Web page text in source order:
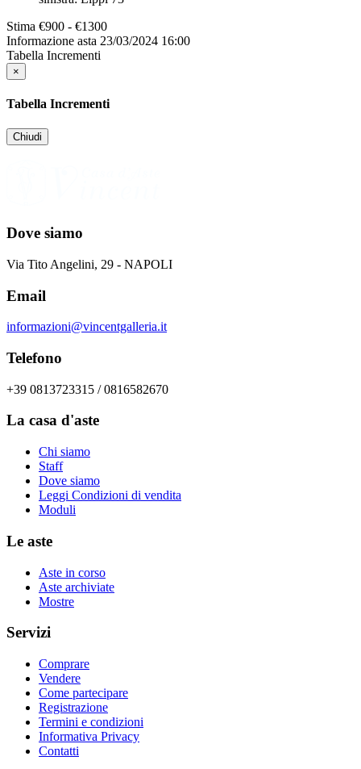
Stima €900 - €1300
Informazione asta 23/03/2024 16:00
Tabella Incrementi
×
Tabella Incrementi
Chiudi
Dove siamo
Via Tito Angelini, 29 - NAPOLI
Email
informazioni@vincentgalleria.it
Telefono
+39 0813723315 / 0816582670
La casa d'aste
Chi siamo
Staff
Dove siamo
Leggi Condizioni di vendita
Moduli
Le aste
Aste in corso
Aste archiviate
Mostre
Servizi
Comprare
Vendere
Come partecipare
Registrazione
Termini e condizioni
Informativa Privacy
Contatti